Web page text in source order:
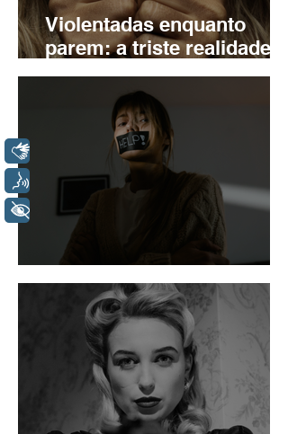
Violentadas enquanto
parem: a triste realidade
brasileira
Violência contra a mulher
Voz
+ Acessibilidade